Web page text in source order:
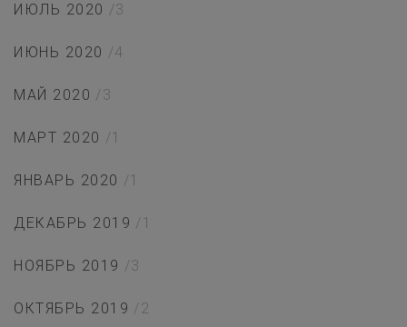
ИЮЛЬ 2020 /3
ИЮНЬ 2020 /4
МАЙ 2020 /3
МАРТ 2020 /1
ЯНВАРЬ 2020 /1
ДЕКАБРЬ 2019 /1
НОЯБРЬ 2019 /3
ОКТЯБРЬ 2019 /2